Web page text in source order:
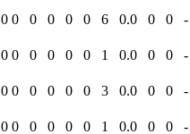
0 0 0 0 0 0 6 0.0 0 0 -
0 0 0 0 0 0 1 0.0 0 0 -
0 0 0 0 0 0 3 0.0 0 0 -
0 0 0 0 0 0 1 0.0 0 0
-